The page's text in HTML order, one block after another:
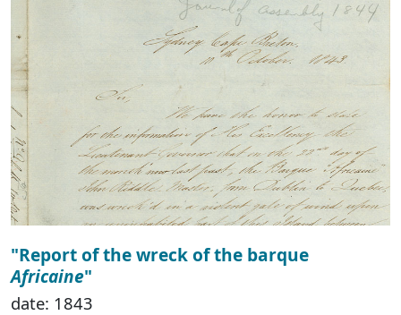
"Report of the wreck of the barque
Africaine"
date: 1843